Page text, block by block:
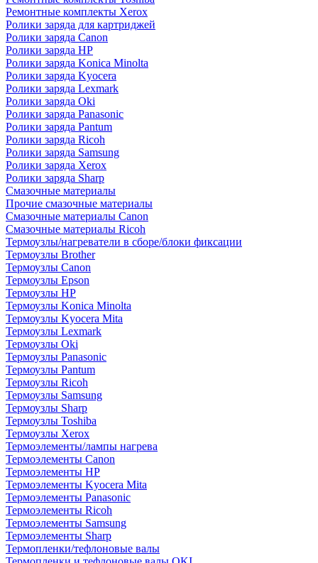
Ремонтные комплекты Xerox
Ролики заряда для картриджей
Ролики заряда Canon
Ролики заряда HP
Ролики заряда Konica Minolta
Ролики заряда Kyocera
Ролики заряда Lexmark
Ролики заряда Oki
Ролики заряда Panasonic
Ролики заряда Pantum
Ролики заряда Ricoh
Ролики заряда Samsung
Ролики заряда Xerox
Ролики заряда Sharp
Смазочные материалы
Прочие смазочные материалы
Смазочные материалы Canon
Смазочные материалы Ricoh
Термоузлы/нагреватели в сборе/блоки фиксации
Термоузлы Brother
Термоузлы Canon
Термоузлы Epson
Термоузлы HP
Термоузлы Konica Minolta
Термоузлы Kyocera Mita
Термоузлы Lexmark
Термоузлы Oki
Термоузлы Panasonic
Термоузлы Pantum
Термоузлы Ricoh
Термоузлы Samsung
Термоузлы Sharp
Термоузлы Toshiba
Термоузлы Xerox
Термоэлементы/лампы нагрева
Термоэлементы Canon
Термоэлементы HP
Термоэлементы Kyocera Mita
Термоэлементы Panasonic
Термоэлементы Ricoh
Термоэлементы Samsung
Термоэлементы Sharp
Термопленки/тефлоновые валы